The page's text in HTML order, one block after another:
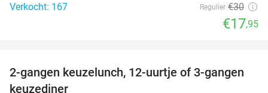
Verkocht: 167
Regulier €30
€17,95
43%
2-gangen keuzelunch, 12-uurtje of 3-gangen
keuzediner